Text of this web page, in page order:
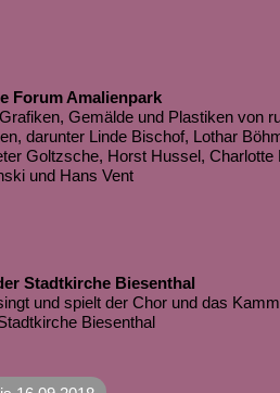
Forum Amalienpark
Gemälde und Plastiken von
darunter Linde Bischof, Lothar
Goltzsche, Horst Hussel, Charlotte
und Hans Vent
Stadtkirche Biesenthal
und spielt der Chor und das
Biesenthal